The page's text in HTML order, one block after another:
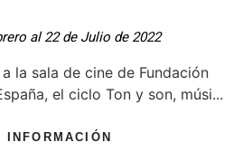
al 22 de Julio de 2022
la sala de cine de Fundación
el ciclo Ton y son, músi...
INFORMACIÓN